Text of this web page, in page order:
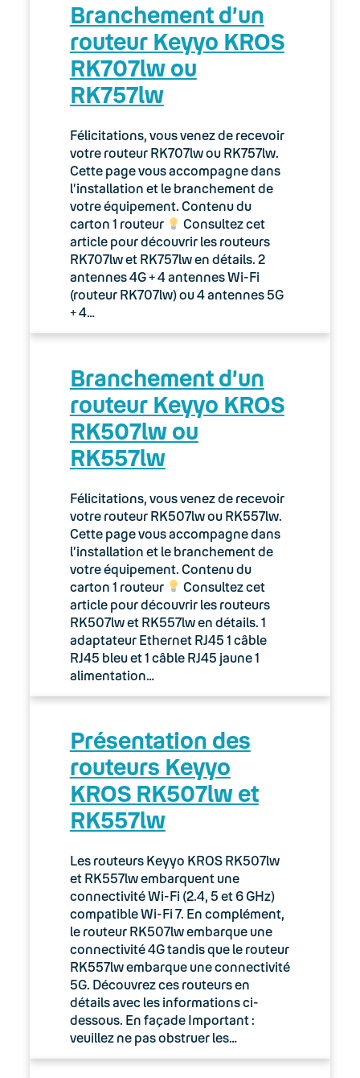
Branchement d’un
routeur Keyyo KROS
RK707lw ou
RK757lw
Félicitations, vous venez de recevoir
votre routeur RK707lw ou RK757lw.
Cette page vous accompagne dans
l’installation et le branchement de
votre équipement. Contenu du
carton 1 routeur
Consultez cet
article pour découvrir les routeurs
RK707lw et RK757lw en détails. 2
antennes 4G + 4 antennes Wi-Fi
(routeur RK707lw) ou 4 antennes 5G
+ 4…
Branchement d’un
routeur Keyyo KROS
RK507lw ou
RK557lw
Félicitations, vous venez de recevoir
votre routeur RK507lw ou RK557lw.
Cette page vous accompagne dans
l’installation et le branchement de
votre équipement. Contenu du
carton 1 routeur
Consultez cet
article pour découvrir les routeurs
RK507lw et RK557lw en détails. 1
adaptateur Ethernet RJ45 1 câble
RJ45 bleu et 1 câble RJ45 jaune 1
alimentation…
Présentation des
routeurs Keyyo
KROS RK507lw et
RK557lw
Les routeurs Keyyo KROS RK507lw
et RK557lw embarquent une
connectivité Wi-Fi (2.4, 5 et 6 GHz)
compatible Wi-Fi 7. En complément,
le routeur RK507lw embarque une
connectivité 4G tandis que le routeur
RK557lw embarque une connectivité
5G. Découvrez ces routeurs en
détails avec les informations ci-
dessous. En façade Important :
veuillez ne pas obstruer les…